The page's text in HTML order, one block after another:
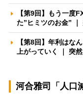
【第9回】もう一度
た”ヒミツのお金”
【第8回】年利はな
上がっていく ｜ 突
河合雅司「人口